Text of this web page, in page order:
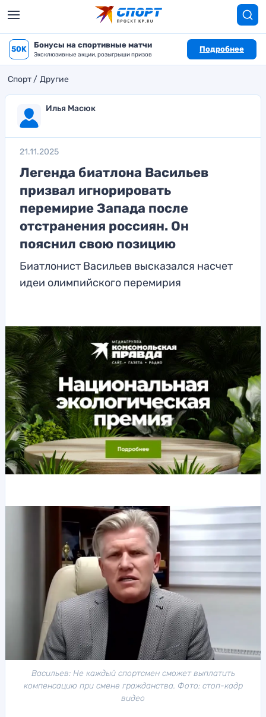
50K Бонусы на спортивные матчи
Эксклюзивные акции, розыгрыши призов
Подробнее
Спорт Другие
Илья Масюк
21.11.2025
Легенда биатлона Васильев
призвал игнорировать
перемирие Запада после
отстранения россиян. Он
пояснил свою позицию
Биатлонист Васильев высказался насчет
идеи олимпийского перемирия
Васильев: Не каждый спортсмен сможет выплатить
компенсацию при смене гражданства. Фото: стоп-кадр
видео